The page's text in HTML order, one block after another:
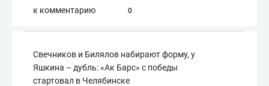
к комментарию 0
Свечников и Билялов набирают форму, у
Яшкина – дубль: «Ак Барс» с победы
стартовал в Челябинске